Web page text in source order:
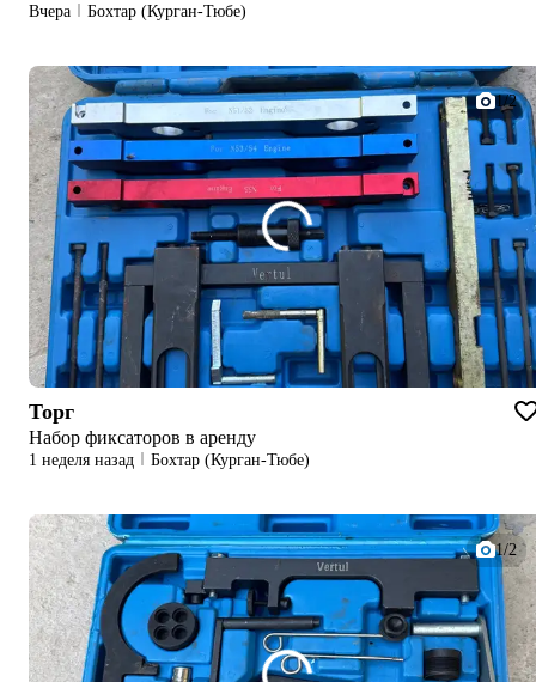
Вчера Бохтар (Курган-Тюбе)
1/2
Торг
Набор фиксаторов в аренду
1 неделя назад Бохтар (Курган-Тюбе)
1/2